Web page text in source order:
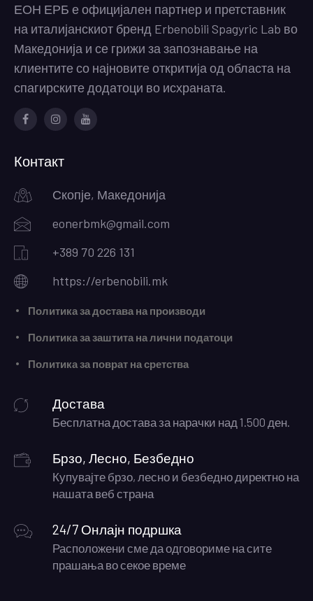
ЕОН ЕРБ е официјален партнер и претставник
на италијанскиот бренд Erbenobili Spagyric Lab во
Македонија и се грижи за запознавање на
клиентите со најновите откритија од областа на
спагирските додатоци во исхраната.
Контакт
Скопје, Македонија
eonerbmk@gmail.com
+389 70 226 131
https://erbenobili.mk
Политика за достава на производи
Политика за заштита на лични податоци
Политика за поврат на сретства
Достава
Бесплатна достава за нарачки над 1.500 ден.
Брзо, Лесно, Безбедно
Купувајте брзо, лесно и безбедно директно на
нашата веб страна
24/7 Онлајн подршка
Расположени сме да одговориме на сите
прашања во секое време